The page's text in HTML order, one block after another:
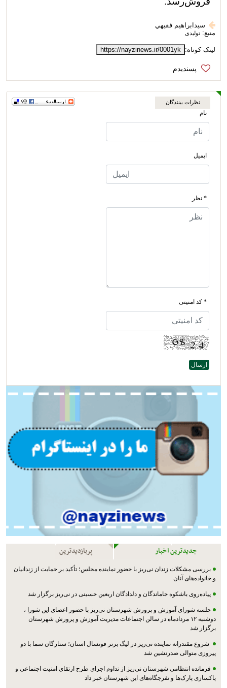
سيدابراهيم فقيهي
منبع: تولیدی
لینک کوتاه: https://nayzinews.ir/0001yk
نظرات بینندگان
نام
ایمیل
* نظر
* کد امنیتی
جدیدترین اخبار پربازدیدترین
بررسی مشکلات زندان نی‌ریز با حضور نماینده مجلس؛ تأکید بر حمایت از زندانیان
و خانواده‌های آنان
پیاده‌روی باشکوه جاماندگان و دلدادگان اربعین حسینی در نی‌ریز برگزار شد
جلسه شورای آموزش و پرورش شهرستان نی‌ریز با حضور اعضای این شورا ،
دوشنبه ۱۲ مردادماه در سالن اجتماعات مدیریت آموزش و پرورش شهرستان
برگزار شد
شروع مقتدرانه نماینده نی‌ریز در لیگ برتر فوتسال استان؛ ستارگان سما با دو
پیروزی متوالی صدرنشین شد
فرمانده انتظامی شهرستان نی‌ریز از تداوم اجرای طرح ارتقای امنیت اجتماعی و
پاکسازی پارک‌ها و تفرجگاه‌های این شهرستان خبر داد